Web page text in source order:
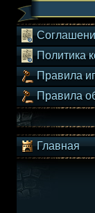
Политика
Правила
Правила
Главная